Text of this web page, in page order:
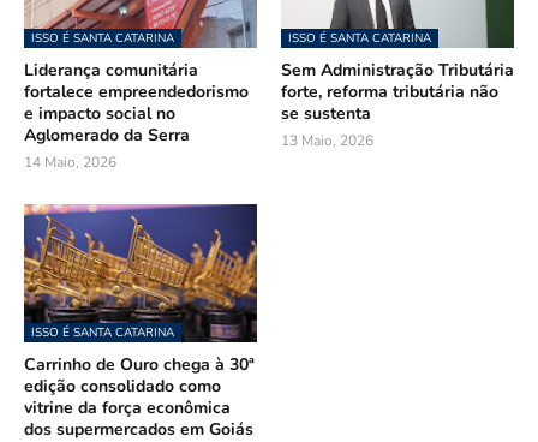
ISSO É SANTA CATARINA
Liderança comunitária
fortalece empreendedorismo
e impacto social no
Aglomerado da Serra
14 Maio, 2026
ISSO É SANTA CATARINA
Sem Administração Tributária
forte, reforma tributária não
se sustenta
13 Maio, 2026
ISSO É SANTA CATARINA
Carrinho de Ouro chega à 30ª
edição consolidado como
vitrine da força econômica
dos supermercados em Goiás